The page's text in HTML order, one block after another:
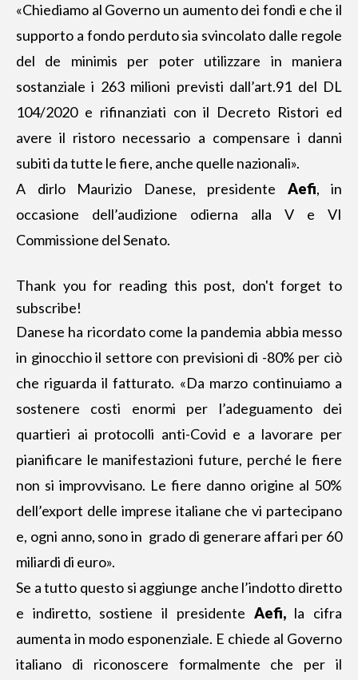
«Chiediamo al Governo un aumento dei fondi e che il
supporto a fondo perduto sia svincolato dalle regole
del de minimis per poter utilizzare in maniera
sostanziale i 263 milioni previsti dall’art.91 del DL
104/2020 e rifinanziati con il Decreto Ristori ed
avere il ristoro necessario a compensare i danni
subiti da tutte le fiere, anche quelle nazionali».
A dirlo Maurizio Danese, presidente Aefi, in
occasione dell’audizione odierna alla V e VI
Commissione del Senato.
Thank you for reading this post, don't forget to
subscribe!
Danese ha ricordato come la pandemia abbia messo
in ginocchio il settore con previsioni di -80% per ciò
che riguarda il fatturato. «Da marzo continuiamo a
sostenere costi enormi per l’adeguamento dei
quartieri ai protocolli anti-Covid e a lavorare per
pianificare le manifestazioni future, perché le fiere
non si improvvisano. Le fiere danno origine al 50%
dell’export delle imprese italiane che vi partecipano
e, ogni anno, sono in grado di generare affari per 60
miliardi di euro».
Se a tutto questo si aggiunge anche l’indotto diretto
e indiretto, sostiene il presidente Aefi,la cifra
aumenta in modo esponenziale. E chiede al Governo
italiano di riconoscere formalmente che per il